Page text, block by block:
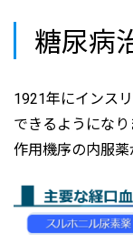
糖尿病
1921年にインス
できるようにな
作用機序の内服薬